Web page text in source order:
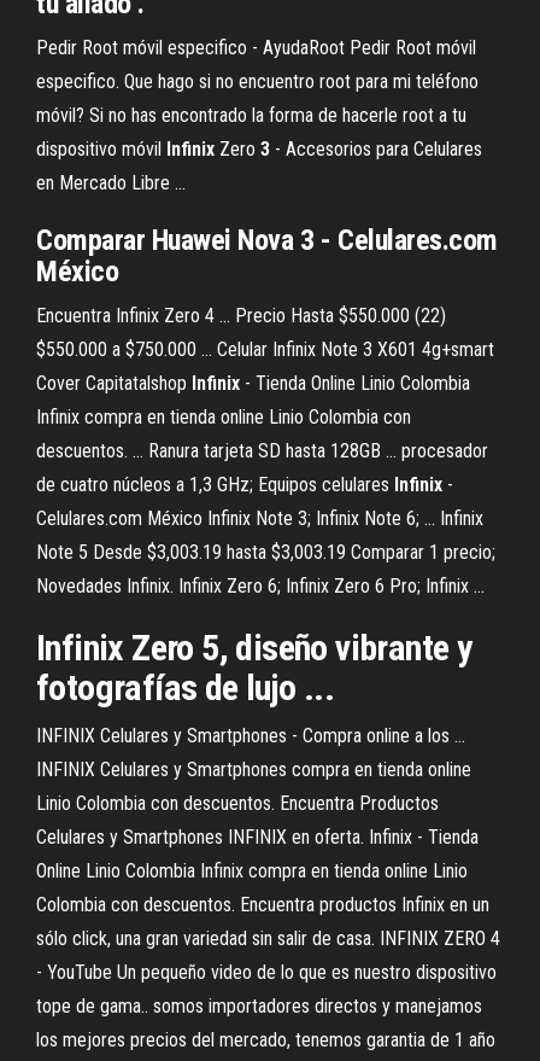
Pedir Root móvil especifico - AyudaRoot Pedir Root móvil
especifico. Que hago si no encuentro root para mi teléfono
móvil? Si no has encontrado la forma de hacerle root a tu
dispositivo móvil Infinix Zero 3 - Accesorios para Celulares
en Mercado Libre ...
Comparar Huawei Nova 3 - Celulares.com
México
Encuentra Infinix Zero 4 ... Precio Hasta $550.000 (22)
$550.000 a $750.000 ... Celular Infinix Note 3 X601 4g+smart
Cover Capitatalshop Infinix - Tienda Online Linio Colombia
Infinix compra en tienda online Linio Colombia con
descuentos. ... Ranura tarjeta SD hasta 128GB ... procesador
de cuatro núcleos a 1,3 GHz; Equipos celulares Infinix -
Celulares.com México Infinix Note 3; Infinix Note 6; ... Infinix
Note 5 Desde $3,003.19 hasta $3,003.19 Comparar 1 precio;
Novedades Infinix. Infinix Zero 6; Infinix Zero 6 Pro; Infinix ...
Infinix Zero 5, diseño vibrante y
fotografías de lujo ...
INFINIX Celulares y Smartphones - Compra online a los ...
INFINIX Celulares y Smartphones compra en tienda online
Linio Colombia con descuentos. Encuentra Productos
Celulares y Smartphones INFINIX en oferta. Infinix - Tienda
Online Linio Colombia Infinix compra en tienda online Linio
Colombia con descuentos. Encuentra productos Infinix en un
sólo click, una gran variedad sin salir de casa. INFINIX ZERO 4
- YouTube Un pequeño video de lo que es nuestro dispositivo
tope de gama.. somos importadores directos y manejamos
los mejores precios del mercado, tenemos garantia de 1 año